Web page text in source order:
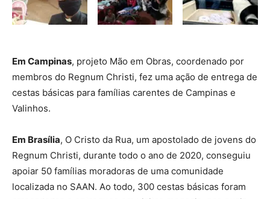
Em Campinas, projeto Mão em Obras, coordenado por
membros do Regnum Christi, fez uma ação de entrega de
cestas básicas para famílias carentes de Campinas e
Valinhos.
Em Brasília, O Cristo da Rua, um apostolado de jovens do
Regnum Christi, durante todo o ano de 2020, conseguiu
apoiar 50 famílias moradoras de uma comunidade
localizada no SAAN. Ao todo, 300 cestas básicas foram